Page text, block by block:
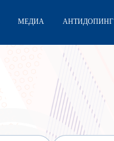
МЕДИА АНТИДОПИНГ